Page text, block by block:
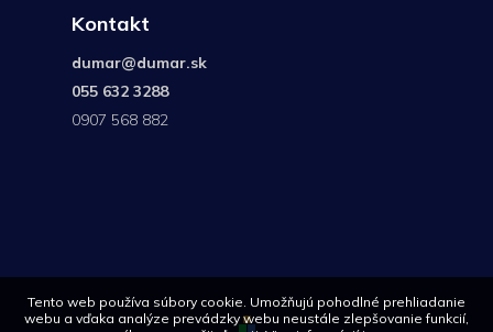
Tento web používa súbory cookie. Umožňujú pohodlné prehliadanie
webu a vďaka analýze prevádzky webu neustále zlepšovanie funkcií,
Kontakt
dumar@dumar.sk
055 632 3288
0907 568 882
568